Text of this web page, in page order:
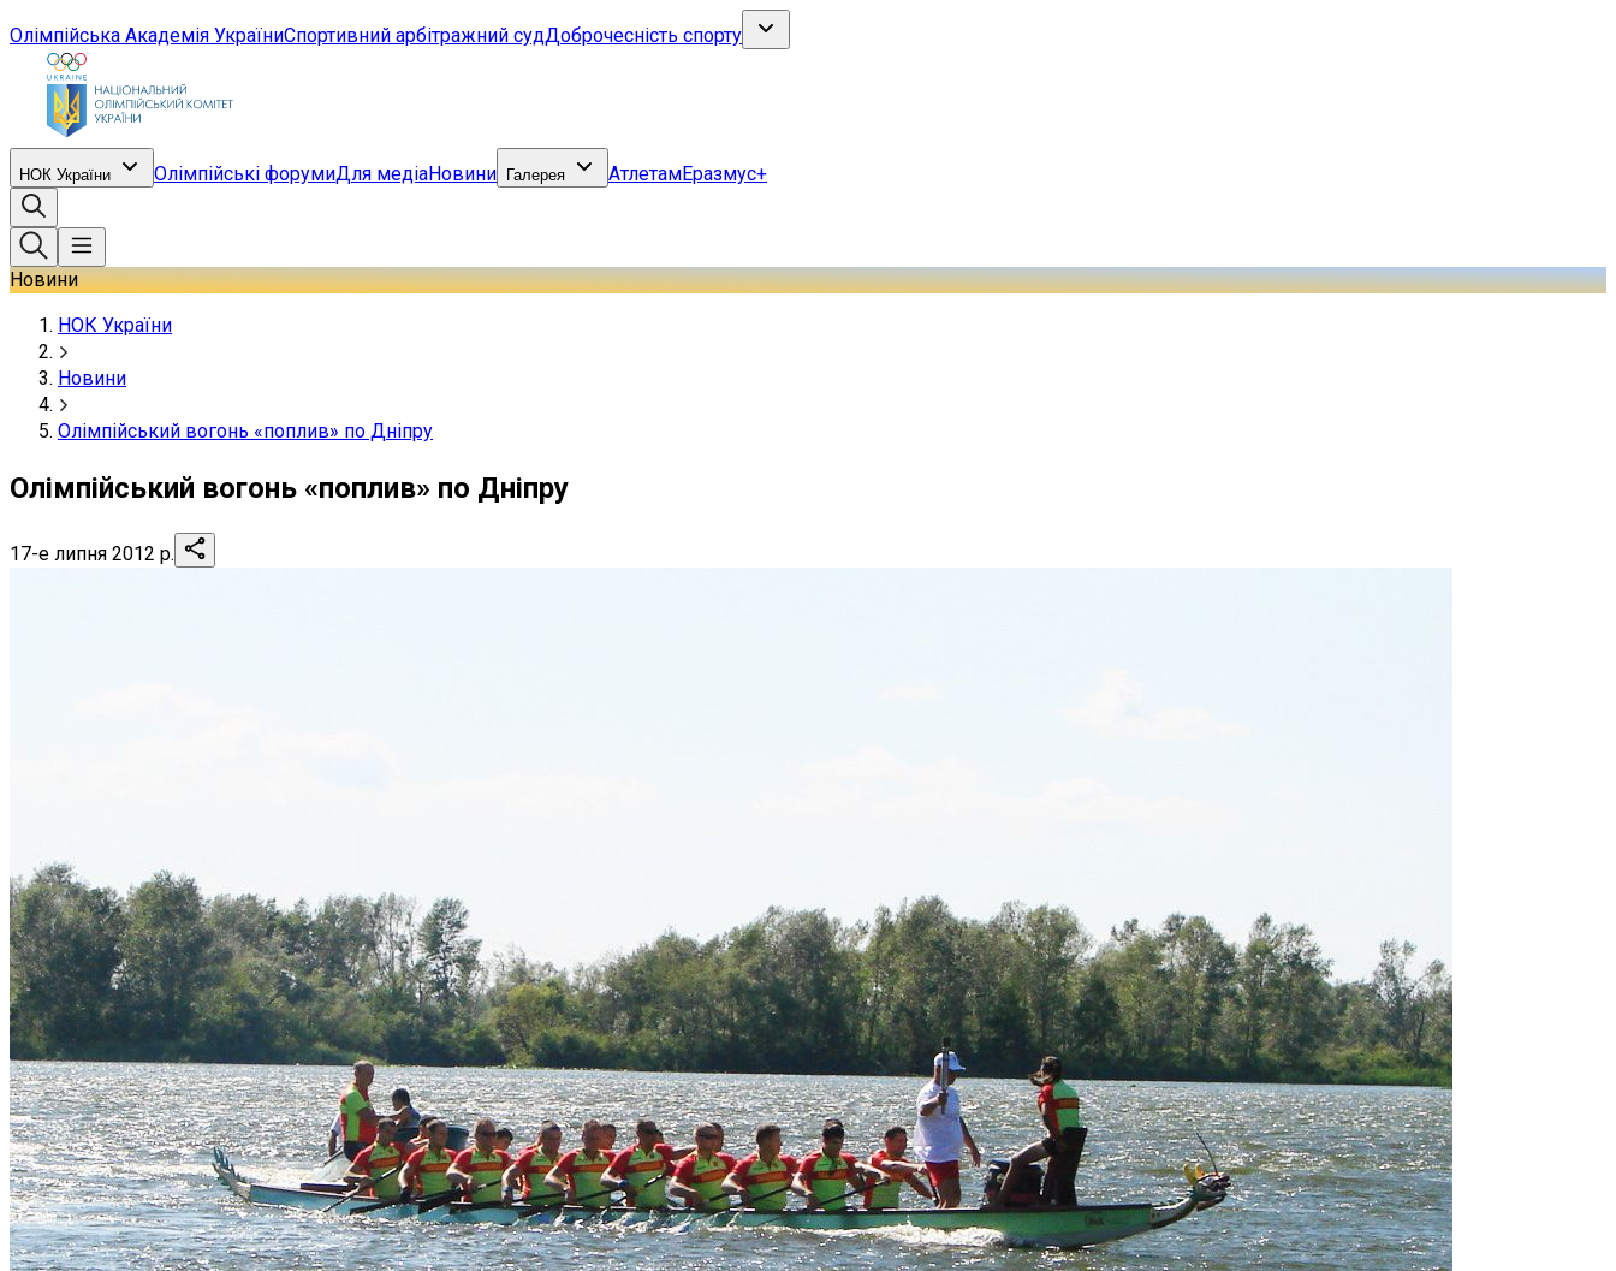
Олімпійська Академія УкраїниСпортивний арбітражний судДоброчесність спорту
НОК України Олімпійські форумиДля медіаНовини Галерея АтлетамЕразмус+
Новини
НОК України
Новини
Олімпійський вогонь «поплив» по Дніпру
Олімпійський вогонь «поплив» по Дніпру
17-е липня 2012 р.